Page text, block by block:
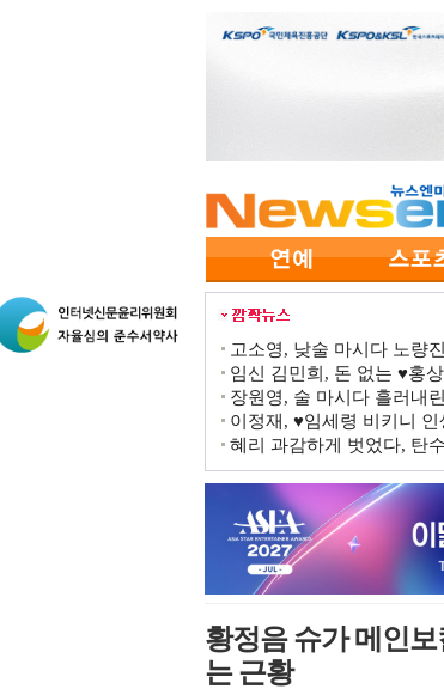
고소영, 낮술 마시다 노량
임신 김민희, 돈 없는 ♥홍
장원영, 술 마시다 흘러내
이정재, ♥임세령 비키니
혜리 과감하게 벗었다, 탄
황정음 슈가 메인
는 근황